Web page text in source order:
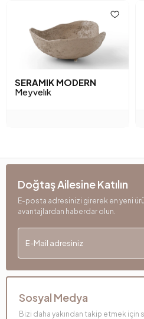
SERAMIK MODERN
Meyvelık
Doğtaş Ailesine Katılın
E-posta adresinizi girerek en yeni
avantajlardan haberdar olun.
Sosyal Medya
Bizi daha yakından takip etmek için